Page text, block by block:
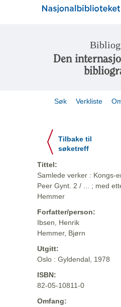
Den
Søk Verkliste
Tilbake til
søketreff
Tittel:
Samlede verker : Kongs-
Peer Gynt. 2 / ... ; med
Hemmer
Forfatter/person:
Ibsen, Henrik
Hemmer, Bjørn
Utgitt:
Oslo : Gyldendal, 1978
ISBN:
82-05-10811-0
Omfang: